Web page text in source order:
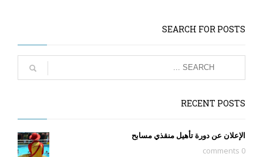
SEARCH FOR POSTS
RECENT POSTS
الإعلان عن دورة تأهيل منقذي مسابح
0 comments